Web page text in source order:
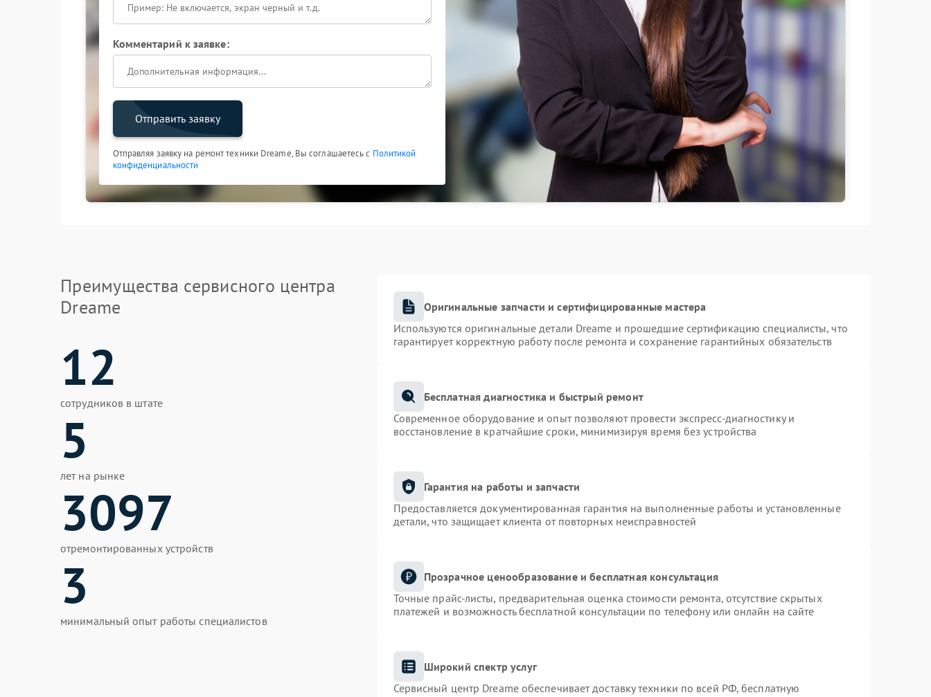
Комментарий к заявке:
Отправить заявку
Отправляя заявку на ремонт техники Dreame, Вы соглашаетесь с Политикой
конфиденциальности
Преимущества сервисного центра
Dreame
12
сотрудников в штате
5
лет на рынке
3097
отремонтированных устройств
3
минимальный опыт работы специалистов
Оригинальные запчасти и сертифицированные мастера
Используются оригинальные детали Dreame и прошедшие сертификацию специалисты, что
гарантирует корректную работу после ремонта и сохранение гарантийных обязательств
Бесплатная диагностика и быстрый ремонт
Современное оборудование и опыт позволяют провести экспресс-диагностику и
восстановление в кратчайшие сроки, минимизируя время без устройства
Гарантия на работы и запчасти
Предоставляется документированная гарантия на выполненные работы и установленные
детали, что защищает клиента от повторных неисправностей
Прозрачное ценообразование и бесплатная консультация
Точные прайс-листы, предварительная оценка стоимости ремонта, отсутствие скрытых
платежей и возможность бесплатной консультации по телефону или онлайн на сайте
Широкий спектр услуг
Сервисный центр Dreame обеспечивает доставку техники по всей РФ, бесплатную